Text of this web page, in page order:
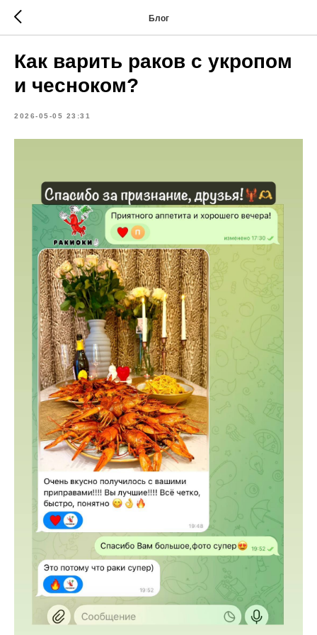
Блог
Как варить раков с укропом
и чесноком?
2026-05-05 23:31